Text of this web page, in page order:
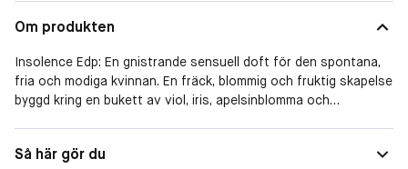
Om produkten
Insolence Edp: En gnistrande sensuell doft för den spontana,
fria och modiga kvinnan. En fräck, blommig och fruktig skapelse
byggd kring en bukett av viol, iris, apelsinblomma och
feminin.
Så här gör du